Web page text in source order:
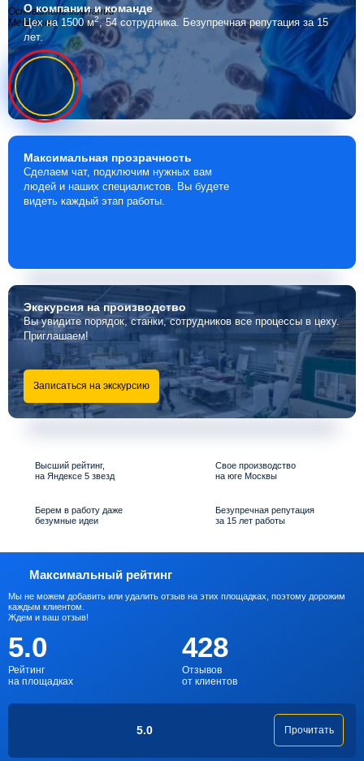
Высший рейтинг,
на Яндексе 5 звезд
Свое производство
на юге Москвы
Берем в работу даже
безумные идеи
Безупречная репутация
за 15 лет работы
Основатель компании
Мебелино
О компаниии команде
Цех на 1500 м2, 54 сотрудника. Безупречная репутация за 15
лет.
Максимальная прозрачность
Сделаем чат, подключим нужных вам
людей и наших специалистов. Вы будете
видеть каждый этап работы.
Экскурсияна производство
Вы увидите порядок, станки, сотрудников все процессы в цеху.
Приглашаем!
Записаться на экскурсию
Максимальный рейтинг
Мы не можем добавить или удалить отзыв на этих площадках, поэтому дорожим
каждым клиентом.
Ждем и ваш отзыв!
5.0
Рейтинг
на площадках
428
Отзывов
от клиентов
5.0 Прочитать